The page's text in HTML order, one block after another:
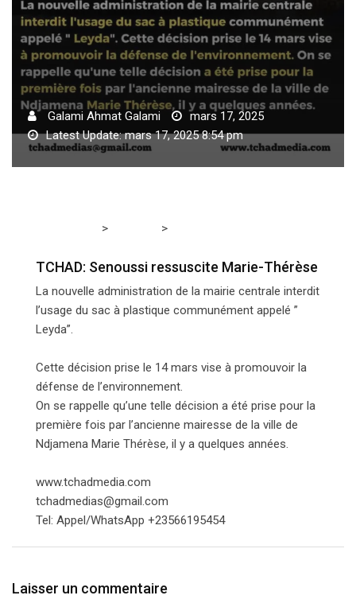
Galami Ahmat Galami
mars 17, 2025
Latest Update: mars 17, 2025 8:54 pm
> >
TCHAD: Senoussi ressuscite Marie-Thérèse
La nouvelle administration de la mairie centrale interdit
l’usage du sac à plastique communément appelé ”
Leyda”.
Cette décision prise le 14 mars vise à promouvoir la
défense de l’environnement.
On se rappelle qu’une telle décision a été prise pour la
première fois par l’ancienne mairesse de la ville de
Ndjamena Marie Thérèse, il y a quelques années.
www.tchadmedia.com
tchadmedias@gmail.com
Tel: Appel/WhatsApp +23566195454
Laisser un commentaire